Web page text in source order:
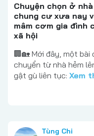
Chuyện chọn ở
chung cư xưa nay
mâm cơm gia đình
xã hội
🏢🏡 Mới đây, một
chuyển từ nhà hẻm
gật gù liên tục: Xem
Tùng Chi